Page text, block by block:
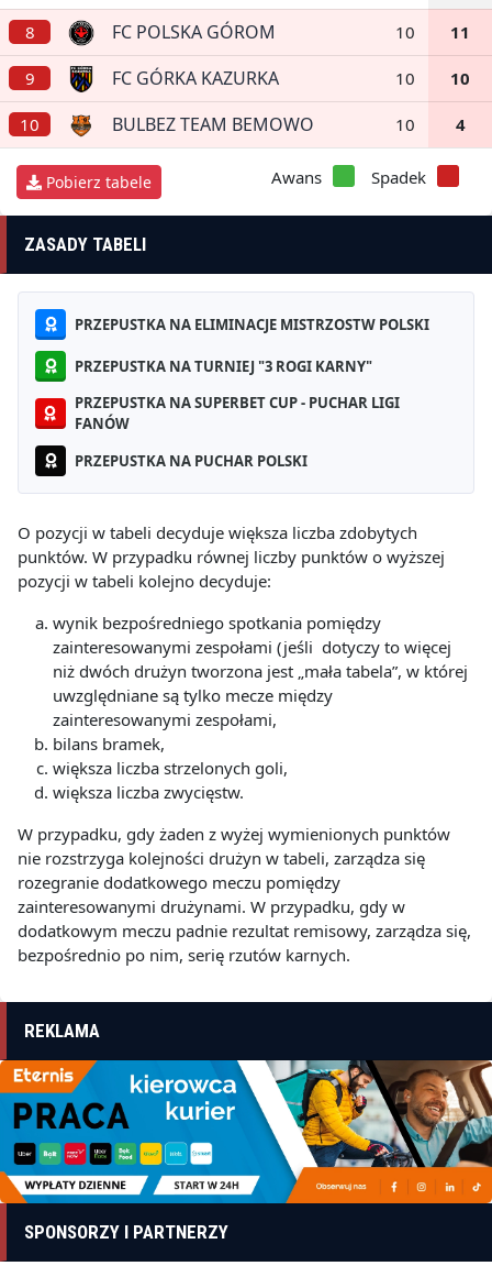
8 FC POLSKA GÓROM 10 11
9 FC GÓRKA KAZURKA 10 10
10 BULBEZ TEAM BEMOWO 10 4
Pobierz tabele Spadek
Awans
ZASADY TABELI
PRZEPUSTKA NA ELIMINACJE MISTRZOSTW POLSKI
PRZEPUSTKA NA TURNIEJ "3 ROGI KARNY"
PRZEPUSTKA NA SUPERBET CUP - PUCHAR LIGI
FANÓW
PRZEPUSTKA NA PUCHAR POLSKI
O pozycji w tabeli decyduje większa liczba zdobytych
punktów. W przypadku równej liczby punktów o wyższej
pozycji w tabeli kolejno decyduje:
wynik bezpośredniego spotkania pomiędzy
zainteresowanymi zespołami (jeśli dotyczy to więcej
niż dwóch drużyn tworzona jest „mała tabela”, w której
uwzględniane są tylko mecze między
zainteresowanymi zespołami,
bilans bramek,
większa liczba strzelonych goli,
większa liczba zwycięstw.
W przypadku, gdy żaden z wyżej wymienionych punktów
nie rozstrzyga kolejności drużyn w tabeli, zarządza się
rozegranie dodatkowego meczu pomiędzy
zainteresowanymi drużynami. W przypadku, gdy w
dodatkowym meczu padnie rezultat remisowy, zarządza się,
bezpośrednio po nim, serię rzutów karnych.
REKLAMA
SPONSORZY I PARTNERZY